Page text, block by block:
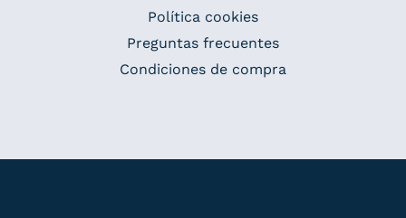
Política cookies
Preguntas frecuentes
Condiciones de compra